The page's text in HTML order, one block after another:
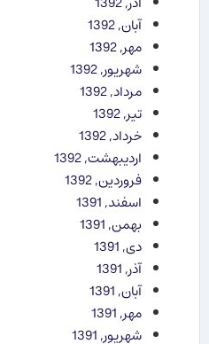
آبان, 1392
مهر, 1392
شهریور, 1392
مرداد, 1392
تیر, 1392
خرداد, 1392
اردیبهشت, 1392
فروردین, 1392
اسفند, 1391
بهمن, 1391
دی, 1391
آذر, 1391
آبان, 1391
مهر, 1391
شهریور, 1391